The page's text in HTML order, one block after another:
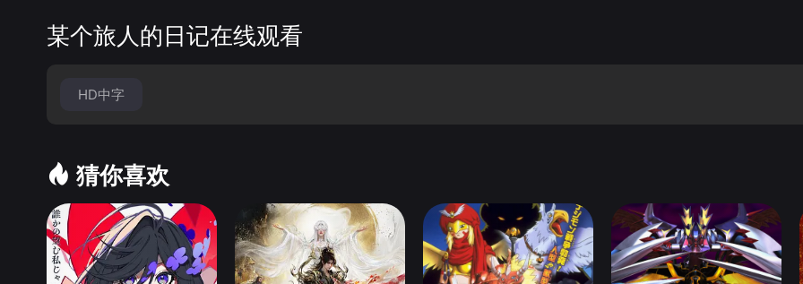
某个旅人的日记在线观看
HD中字
猜你喜欢